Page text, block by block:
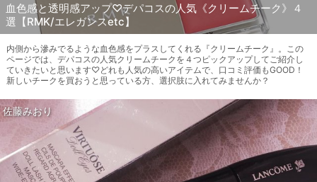
血色感と透明感アップ♡デパコスの人気《クリームチーク》４
選【RMK/エレガンスetc】
内側から滲みでるような血色感をプラスしてくれる『クリームチーク』。この
ページでは、デパコスの人気クリームチークを４つピックアップしてご紹介し
ていきたいと思います♡どれも人気の高いアイテムで、口コミ評価もGOOD！
新しいチークを買おうと思っている方、選択肢に入れてみませんか？
佐藤みおり